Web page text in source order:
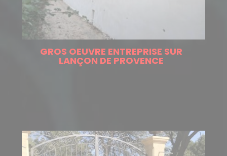
GROS OEUVRE ENTREPRISE SUR
LANÇON DE PROVENCE